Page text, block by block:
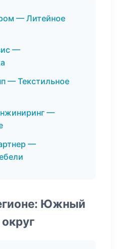
— Литейное
—
— Текстильное
—
—
Южный